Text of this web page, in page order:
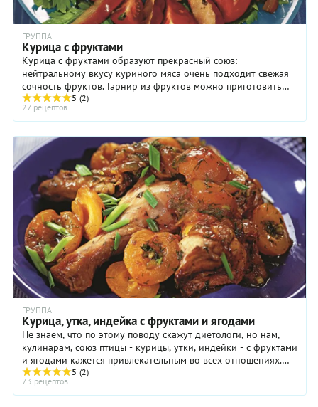
ГРУППА
Курица с фруктами
Курица с фруктами образуют прекрасный союз:
нейтральному вкусу куриного мяса очень подходит свежая
сочность фруктов. Гарнир из фруктов можно приготовить
отдельно, хотя очень удобно, когда основное ...
5 (2)
27 рецептов
ГРУППА
Курица, утка, индейка с фруктами и ягодами
Не знаем, что по этому поводу скажут диетологи, но нам,
кулинарам, союз птицы - курицы, утки, индейки - с фруктами
и ягодами кажется привлекательным во всех отношениях.
Получается и вкусно, и красиво, ...
5 (2)
73 рецептов